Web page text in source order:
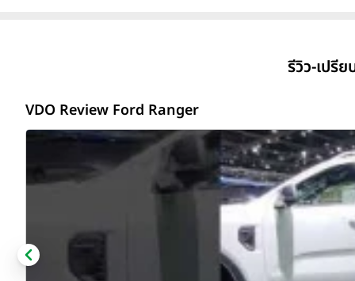
รีวิว-เปรี
VDO Review Ford Ranger